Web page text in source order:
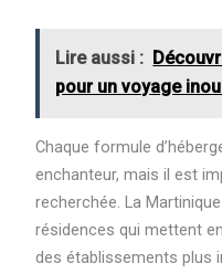
Lire aussi :
pour un voyage
Chaque formule
enchanteur, mais il est
recherchée. La
résidences qui mettent
des établissements plus